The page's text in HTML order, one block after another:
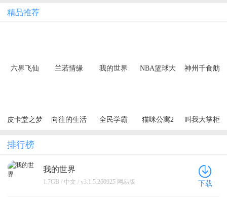
精品推荐
六界飞仙
兰若情缘
我的世界
NBA篮球大
神州千食舫
皮卡堂之梦
向往的生活 全民学霸 猫咪公寓2 叫我大掌柜
排行榜
我的世界
1.7GB / 中文 / v3.1.5.260925 网易版 下载